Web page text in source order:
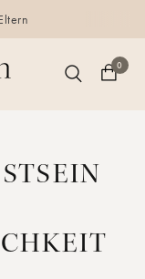
0